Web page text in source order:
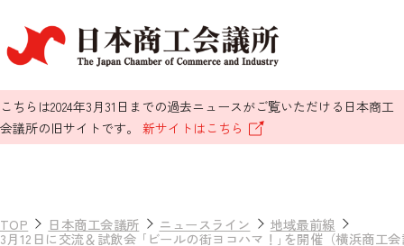
こちらは2024年3月31日までの過去ニュースがご覧いただける日本商工
会議所の旧サイトです。 新サイトはこちら
TOP 日本商工会議所 ニュースライン 地域最前線
3月12日に交流＆試飲会 ｢ビールの街ヨコハマ！｣を開催（横浜商工